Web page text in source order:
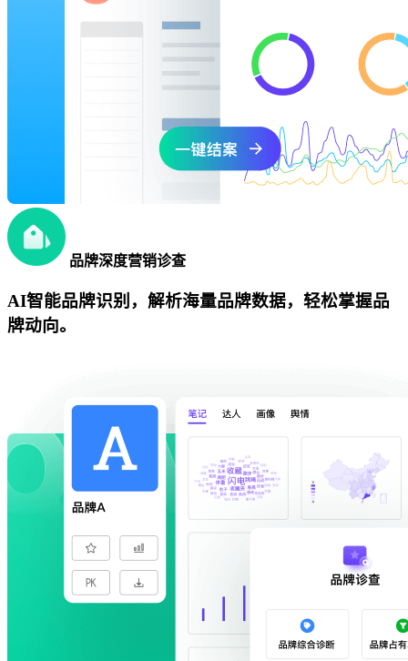
品牌深度营销诊查
AI智能品牌识别，解析海量品牌数据，轻松掌握品
牌动向。